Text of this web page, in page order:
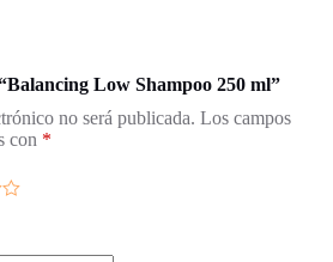
Low Shampoo 250 ml”
no será publicada. Los campos
con *